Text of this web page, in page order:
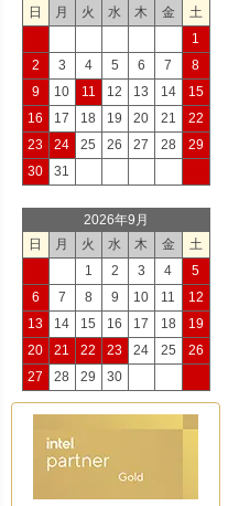
日
月 火 水 木 金
土
1
2
3 4 5 6 7
8
9
10 11 12 13 14
15
16
17 18 19 20 21
22
23
24 25 26 27 28
29
30
31
2026年9月
日
月 火 水 木 金
土
1
2 3 4
5
6
7 8 9 10 11
12
13
14 15 16 17 18
19
20
21 22 23 24 25
26
27
28 29 30